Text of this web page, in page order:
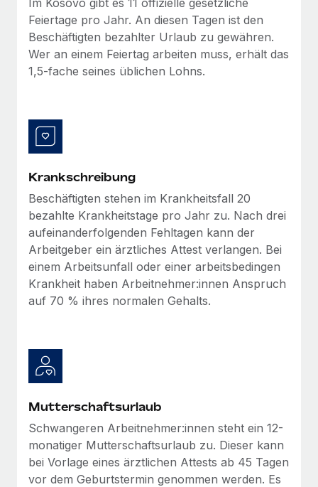
Niederlassungen
Mobilität und Relocation
Mühelose Relocation von Mitarbeiter:innen
Management und Payroll
Reverse Tech auf einen Blick Das Gesundheits- und
Wellness-Startup Reverse Tech hat das globale...
Mehr erfahren
Den Blog erkunden
BLOG
Plus
Auch im neuen Jahr wollen wir bei Remote Unternehmen
Mehr erfahren
Wie Phiture 55 Mitarbeiter:innen in 19 Ländern
mit Remote verwaltet
Phiture ist der unumstrittene Marktführer im Bereich der
Wachstumsberatung für mobile Apps. Das...
Feiertage pro Jahr. An diesen Tagen ist den
Beschäftigten bezahlter Urlaub zu gewähren.
Wer an einem Feiertag arbeiten muss, erhält das
1,5-fache seines üblichen Lohns.
Krankschreibung
Beschäftigten stehen im Krankheitsfall 20
bezahlte Krankheitstage pro Jahr zu. Nach drei
aufeinanderfolgenden Fehltagen kann der
Arbeitgeber ein ärztliches Attest verlangen. Bei
einem Arbeitsunfall oder einer arbeitsbedingen
Krankheit haben Arbeitnehmer:innen Anspruch
auf 70 % ihres normalen Gehalts.
Mutterschaftsurlaub
Schwangeren Arbeitnehmer:innen steht ein 12-
monatiger Mutterschaftsurlaub zu. Dieser kann
bei Vorlage eines ärztlichen Attests ab 45 Tagen
vor dem Geburtstermin genommen werden. Es